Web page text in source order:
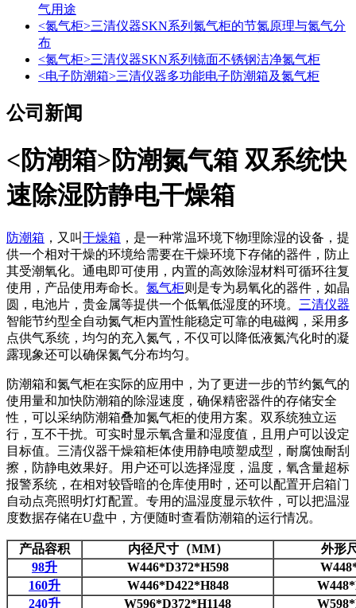
气用途
<氮气柜>三清仪器SKN系列氮气柜的节氮原理与氮气分
布
<氮气柜>三清仪器SKN系列镜面不锈钢洁净氮气柜
<电子防潮箱>三清仪器多功能电子防潮箱及氮气柜
公司新闻
<防潮箱>防潮氮气箱 双系统快
速除湿防静电干燥箱
防潮箱 ，又叫干燥箱 ，是一种常温环境下物理除湿的设备，提
供一个相对干燥的环境给需要在干燥环境下存储的器件，防止
其受潮氧化。通电即可使用，内置的高效除湿材料可循环往复
使用，产品使用寿命长。 氮气柜则是专为易氧化的器件，如晶
圆，电池片，贵金属等提供一个低氧低湿度的环境。 三清仪器
智能节约型全自动氮气柜内置性能稳定可靠的电磁阀，采用多
点供气系统，均匀的充入氮气，不仅可以降低液氮汽化时的凝
露现象还可以确保氮气分布均匀。
防潮箱和氮气柜在实际的应用中，为了更进一步的节约氮气的
使用量和加快防潮箱的除湿速度，确保精密器件的存储安全
性，可以采纳防潮箱叠加氮气柜的使用方案。双系统独立运
行，互不干扰。可实时显示氧含量和湿度值，且用户可以设定
目标值。三清仪器干燥箱柜体使用静电喷塑成型，耐腐蚀耐刮
擦，防静电效果好。用户还可以选择湿度，温度，氧含量超标
报警系统，在相对较昏暗的仓库使用时，还可以配置开启箱门
自动点亮照明灯灯配置。专用的温湿度显示软件，可以把温湿
度数据存储在U盘中，方便随时查看防潮箱的运行情况。
产品容积 内径尺寸（MM）
外形
98升
W446*D372*H598
160升
W446*D422*H848
240升
W596*D372*H1148